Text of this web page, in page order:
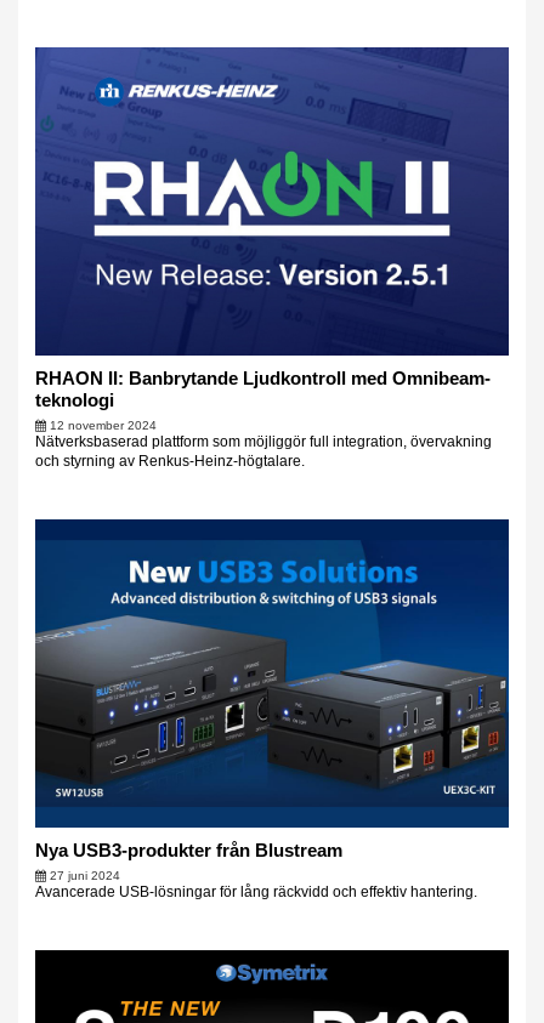
RHAON II: Banbrytande Ljudkontroll med Omnibeam-
teknologi
12 november 2024
Nätverksbaserad plattform som möjliggör full integration, övervakning
och styrning av Renkus-Heinz-högtalare.
Nya USB3-produkter från Blustream
27 juni 2024
Avancerade USB-lösningar för lång räckvidd och effektiv hantering.